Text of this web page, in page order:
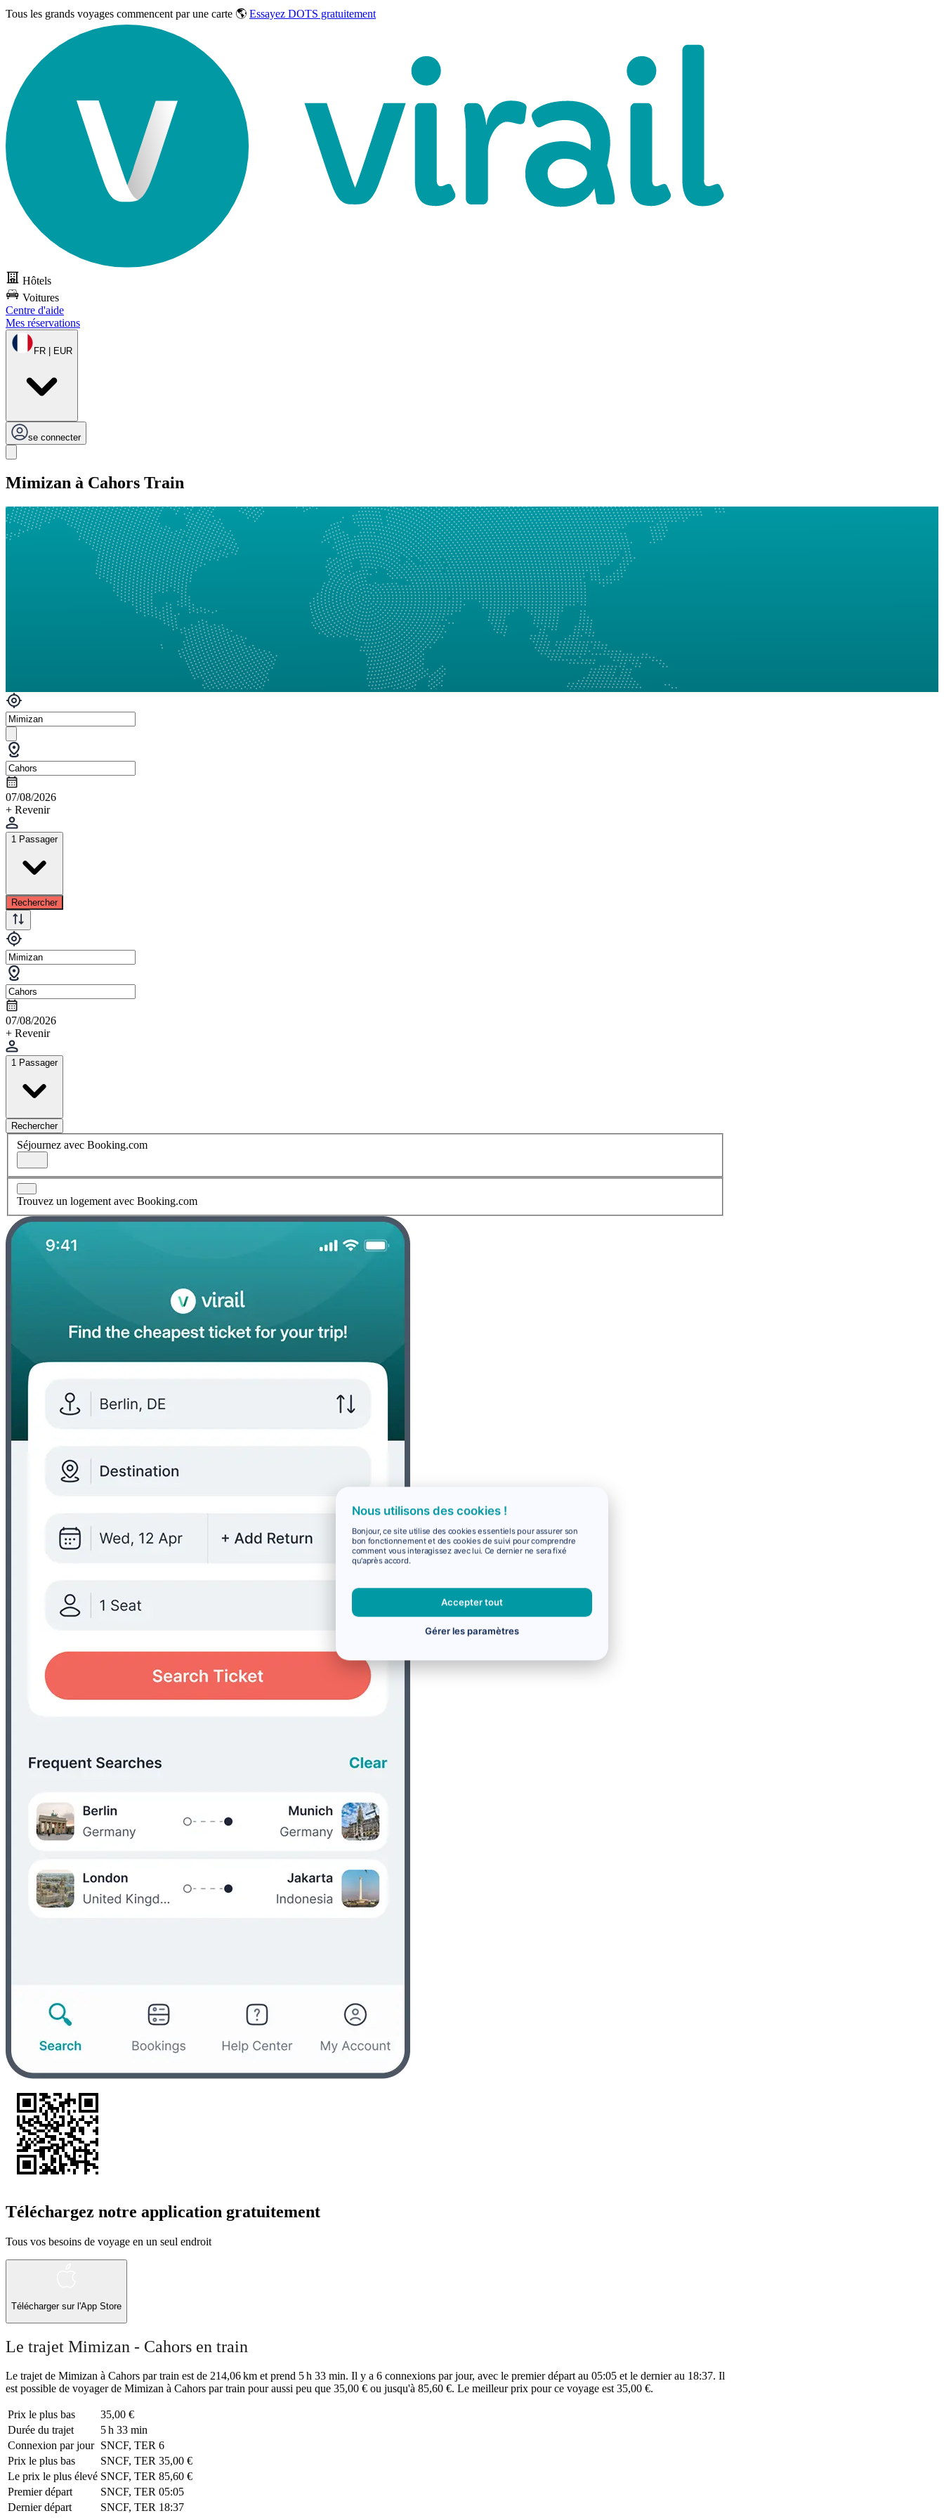
Tous les grands voyages commencent par une carte 🌎 Essayez DOTS gratuitement
Hôtels
Voitures
Centre d'aide
Mes réservations
FR | EUR
se connecter
Mimizan à Cahors Train
07/08/2026
+ Revenir
1 Passager
Rechercher
07/08/2026
+ Revenir
1 Passager
Rechercher
Séjournez avec Booking.com
Trouvez un logement avec Booking.com
Téléchargez notre application gratuitement
Tous vos besoins de voyage en un seul endroit
Télécharger sur l'App Store
Le trajet Mimizan - Cahors en train
Le trajet de Mimizan à Cahors par train est de 214,06 km et prend 5 h 33 min. Il y a 6 connexions par jour, avec le premier départ au 05:05 et le dernier au 18:37. Il
est possible de voyager de Mimizan à Cahors par train pour aussi peu que 35,00 € ou jusqu'à 85,60 €. Le meilleur prix pour ce voyage est 35,00 €.
Prix ​​le plus bas
35,00 €
Durée du trajet
5 h 33 min
Connexion par jour SNCF, TER 6
Prix ​​le plus bas
SNCF, TER 35,00 €
Le prix le plus élevé SNCF, TER 85,60 €
Premier départ
SNCF, TER 05:05
Dernier départ
SNCF, TER 18:37
Nous utilisons des cookies !
Bonjour, ce site utilise des cookies essentiels pour assurer son
bon fonctionnement et des cookies de suivi pour comprendre
comment vous interagissez avec lui. Ce dernier ne sera fixé
qu'après accord.
Accepter tout
Gérer les paramètres